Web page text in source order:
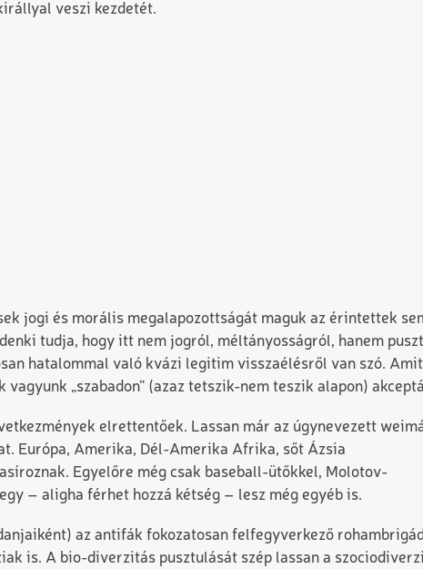
veszi kezdetét.
jogi és morális megalapozottságát maguk az érintettek
tudja, hogy itt nem jogról, méltányosságról, hanem
hatalommal való kvázi legitim visszaélésről van szó.
„szabadon” (azaz tetszik-nem teszik alapon)
elrettentőek. Lassan már az úgynevezett
Európa, Amerika, Dél-Amerika Afrika, sőt Ázsia
Egyelőre még csak baseball-ütőkkel, Molotov-
– aligha férhet hozzá kétség – lesz még egyéb is.
az antifák fokozatosan felfegyverkező
is. A bio-diverzitás pusztulását szép lassan a